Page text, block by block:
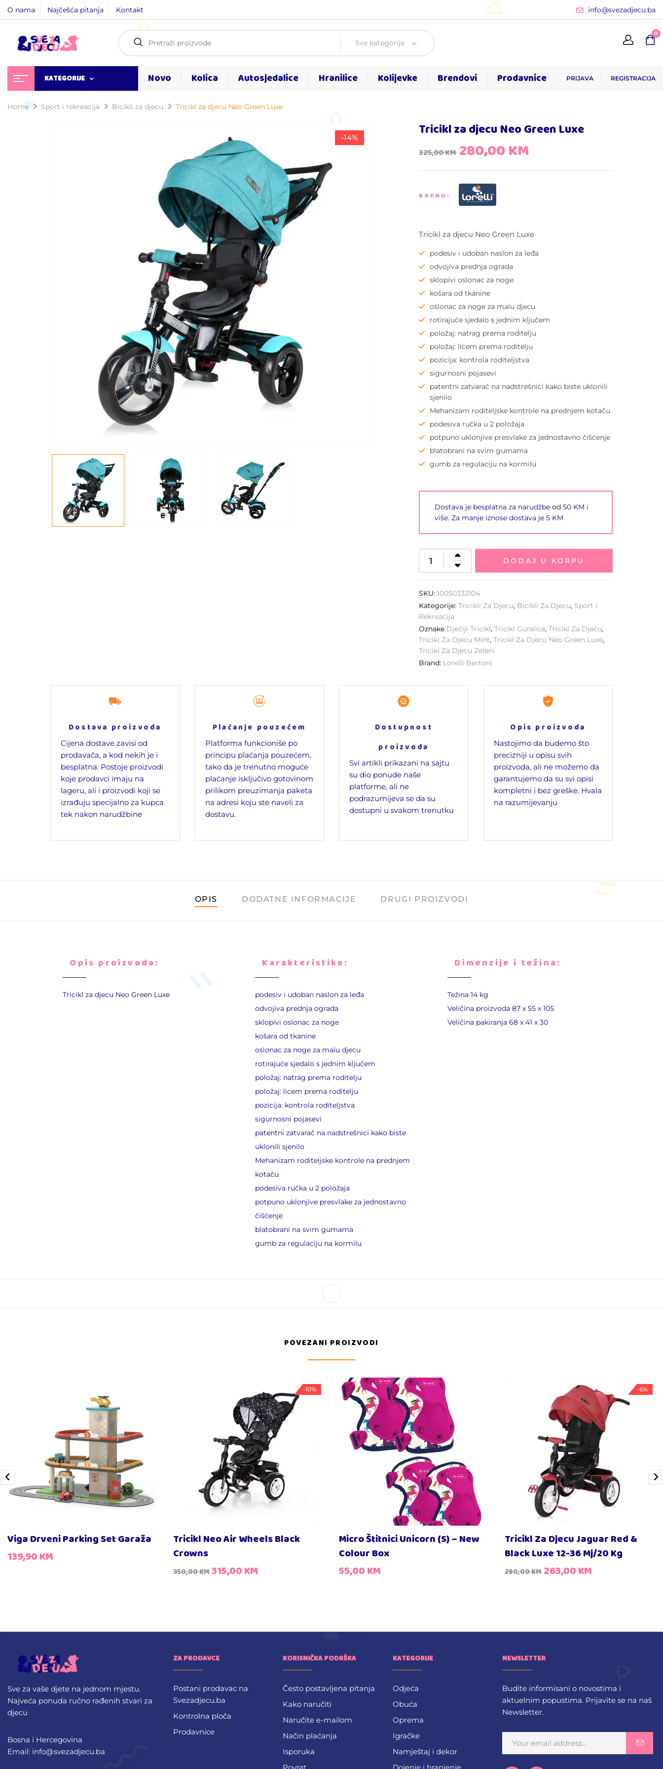
O nama Najčešća pitanja Kontakt info@svezadjecu.ba
Sve kategorije
0
KATEGORIJE Novo Kolica Autosjedalice Hranilice Kolijevke Brendovi Prodavnice PRIJAVA REGISTRACIJA
Home Sport i rekreacija Bicikli za djecu Tricikl za djecu Neo Green Luxe
-14% Tricikl za djecu Neo Green Luxe
325,00KM 280,00KM
BREND:
Tricikl za djecu Neo Green Luxe
podesiv i udoban naslon za leđa
odvojiva prednja ograda
sklopivi oslonac za noge
košara od tkanine
oslonac za noge za malu djecu
rotirajuće sjedalo s jednim ključem
položaj: natrag prema roditelju
položaj: licem prema roditelju
pozicija: kontrola roditeljstva
sigurnosni pojasevi
patentni zatvarač na nadstrešnici kako biste uklonili
sjenilo
Mehanizam roditeljske kontrole na prednjem kotaču
podesiva ručka u 2 položaja
potpuno uklonjive presvlake za jednostavno čišćenje
blatobrani na svim gumama
gumb za regulaciju na kormilu
Dostava je besplatna za narudžbe od 50 KM i
više. Za manje iznose dostava je 5 KM
DODAJ U KORPU
SKU:10050332104
Kategorije:Tricikli Za Djecu, Bicikli Za Djecu, Sport I
Rekreacija
Oznake Dječiji Tricikl,Tricikl Guralica,Tricikl Za Djecu,
Tricikl Za Djecu Mint,Tricikl Za Djecu Neo Green Luxe,
Tricikl Za Djecu Zeleni
Brand: Lorelli Bertoni
Dostava proizvoda
Cijena dostave zavisi od
prodavača, a kod nekih je i
besplatna. Postoje proizvodi
koje prodavci imaju na
lageru, ali i proizvodi koji se
izrađuju specijalno za kupca
tek nakon narudžbine
Plaćanje pouzećem
Platforma funkcioniše po
principu plaćanja pouzećem,
tako da je trenutno moguće
plaćanje isključivo gotovinom
prilikom preuzimanja paketa
na adresi koju ste naveli za
dostavu.
Dostupnost
proizvoda
Svi artikli prikazani na sajtu
su dio ponude naše
platforme, ali ne
podrazumijeva se da su
dostupni u svakom trenutku
Opis proizvoda
Nastojimo da budemo što
precizniji u opisu svih
proizvoda, ali ne možemo da
garantujemo da su svi opisi
kompletni i bez greške. Hvala
na razumijevanju
OPIS DODATNE INFORMACIJE DRUGI PROIZVODI
Opis proizvoda:
Tricikl za djecu Neo Green Luxe
Karakteristike:
podesiv i udoban naslon za leđa
odvojiva prednja ograda
sklopivi oslonac za noge
košara od tkanine
oslonac za noge za malu djecu
rotirajuće sjedalo s jednim ključem
položaj: natrag prema roditelju
položaj: licem prema roditelju
pozicija: kontrola roditeljstva
sigurnosni pojasevi
patentni zatvarač na nadstrešnici kako biste
uklonili sjenilo
Mehanizam roditeljske kontrole na prednjem
kotaču
podesiva ručka u 2 položaja
potpuno uklonjive presvlake za jednostavno
čišćenje
blatobrani na svim gumama
gumb za regulaciju na kormilu
Dimenzije i težina:
Težina 14 kg
Veličina proizvoda 87 х 55 х 105
Veličina pakiranja 68 x 41 x 30
POVEZANI PROIZVODI
Viga Drveni Parking Set Garaža
139,90KM
-10%
Tricikl Neo Air Wheels Black
Crowns
350,00KM315,00KM
Micro Štitnici Unicorn (S) – New
Colour Box
55,00KM
-6%
Tricikl Za Djecu Jaguar Red &
Black Luxe 12-36 Mj/20 Kg
280,00KM 263,00KM
Sve za vaše djete na jednom mjestu.
Najveća ponuda ručno rađenih stvari za
djecu
Bosna i Hercegovina
Email: info@svezadjecu.ba
ZA PRODAVCE
Postani prodavac na
Svezadjecu.ba
Kontrolna ploča
Prodavnice
KORISNIČKA PODRŠKA
Često postavljena pitanja
Kako naručiti
Naručite e-mailom
Način plaćanja
Isporuka
Povrat
KATEGORIJE
Odjeća
Obuća
Oprema
Igračke
Namještaj i dekor
Dojenje i hranjenje
NEWSLETTER
Budite informisani o novostima i
aktuelnim popustima. Prijavite se na naš
Newsletter.